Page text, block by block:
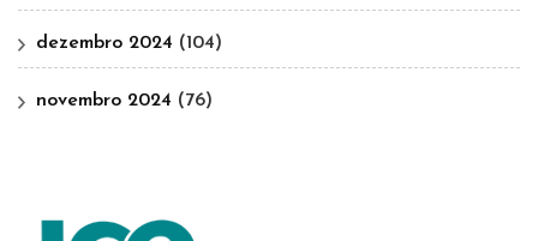
dezembro 2024 (104)
novembro 2024 (76)